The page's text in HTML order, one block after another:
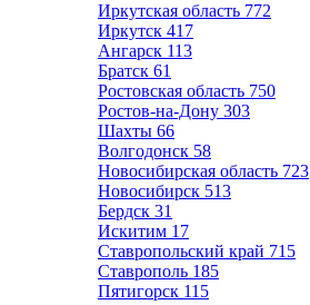
Иркутская область 772
Иркутск 417
Ангарск 113
Братск 61
Ростовская область 750
Ростов-на-Дону 303
Шахты 66
Волгодонск 58
Новосибирская область 723
Новосибирск 513
Бердск 31
Искитим 17
Ставропольский край 715
Ставрополь 185
Пятигорск 115